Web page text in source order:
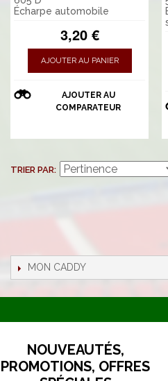
Écharpe automobile
3,20 €
AJOUTER AU PANIER
AJOUTER AU
COMPARATEUR
TRIER PAR
MON CADDY
NOUVEAUTÉS,
PROMOTIONS, OFFRES